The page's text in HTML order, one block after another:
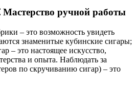
ручной работы
– это возможность увидеть
знаменитые кубинские сигары;
– это настоящее искусство,
и опыта. Наблюдать за
по скручиванию сигар) – это